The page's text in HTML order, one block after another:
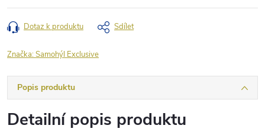
Dotaz k produktu Sdílet
Značka:Samohýl Exclusive
Popis produktu
Detailní popis produktu